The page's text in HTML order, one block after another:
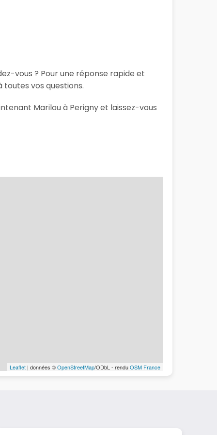
vous ? Pour une réponse rapide et
vos questions.
Marilou à Perigny et laissez-vous
Leaflet | données ©OpenStreetMap/ODbL - renduOSM France